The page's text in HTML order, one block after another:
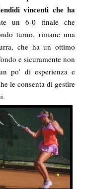
vincenti che ha
un 6-0 finale che
turno, rimane una
che ha un ottimo
e sicuramente non
po’ di esperienza e
le consenta di gestire